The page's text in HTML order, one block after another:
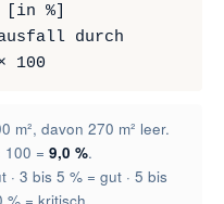
[in %]
durch
100
m², davon 270 m² leer.
100 = 9,0 %.
3 bis 5 % = gut · 5 bis